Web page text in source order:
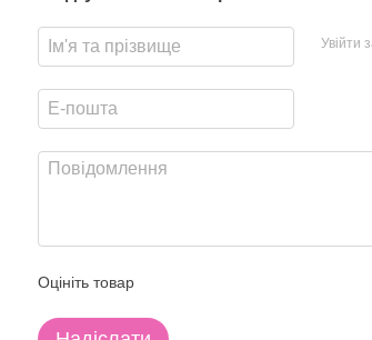
Увійти
Оцініть товар